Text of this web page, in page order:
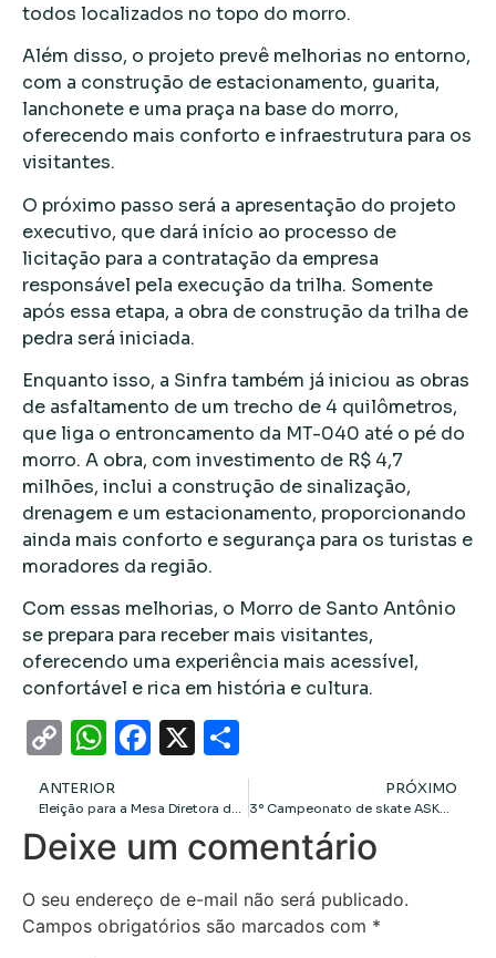
todos localizados no topo do morro.
Além disso, o projeto prevê melhorias no entorno,
com a construção de estacionamento, guarita,
lanchonete e uma praça na base do morro,
oferecendo mais conforto e infraestrutura para os
visitantes.
O próximo passo será a apresentação do projeto
executivo, que dará início ao processo de
licitação para a contratação da empresa
responsável pela execução da trilha. Somente
após essa etapa, a obra de construção da trilha de
pedra será iniciada.
Enquanto isso, a Sinfra também já iniciou as obras
de asfaltamento de um trecho de 4 quilômetros,
que liga o entroncamento da MT-040 até o pé do
morro. A obra, com investimento de R$ 4,7
milhões, inclui a construção de sinalização,
drenagem e um estacionamento, proporcionando
ainda mais conforto e segurança para os turistas e
moradores da região.
Com essas melhorias, o Morro de Santo Antônio
se prepara para receber mais visitantes,
oferecendo uma experiência mais acessível,
confortável e rica em história e cultura.
Copy
Link
WhatsApp
Facebook
X
ANTERIOR
Eleição para a Mesa Diretora da Câmara pode ter dois turnos
PRÓXIMO
3° Campeonato de skate ASK8VG organizado por Associação Cuiabana reúne mais de 500 pessoas no bairro da Manga, em Várzea Grande
Deixe um comentário
O seu endereço de e-mail não será publicado.
Campos obrigatórios são marcados com *